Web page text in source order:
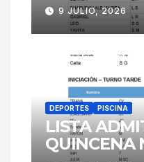
9 JULIO, 2026
DEPORTES PISCINA
LISTA
QUINCENA